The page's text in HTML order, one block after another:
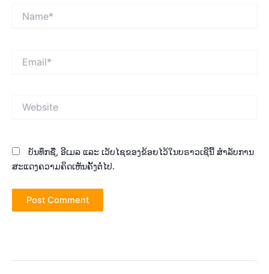
ບັນທຶກຊື່, ອີເມລ ແລະ ເວັບໄຊຂອງຂ້ອຍໄວ້ໃນບຣາວເຊີນີ້ ສຳລັບການ
ສະແດງຄວາມຄິດເຫັນຄັ້ງຕໍ່ໄປ.